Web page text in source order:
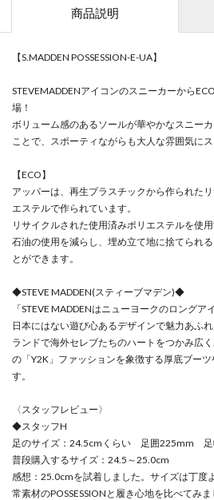
商品説明
【S.MADDEN POSSESSION-E-UA】
STEVEMADDENアイコンのスニーカーから
場！
ボリューム感のあるソールが華やかなスニー
ことで、スポーティながらも大人な雰囲気にス
【ECO】
アッパーは、再生プラスチックから作られた
エステルで作られています。
リサイクルされた使用済みポリエステルを使
石油の使用を減らし、埋め立て地に捨てられ
とができます。
◆STEVE MADDEN(スティーブマデン)◆
「STEVE MADDENはニューヨークのロングア
日本にはない遊び心あるデザインで魅力あふ
ランドで海外セレブたちのハートをつかみ広
の「Y2K」ファッションを象徴する厚底ブー
す。
〈スタッフレビュー〉
◆スタッフH
足のサイズ：24.5cmくらい 足囲225mm
普段購入するサイズ：24.5～25.0cm
感想：25.0cmを試着しました。サイズは丁度
常素材のPOSSESSIONと履き心地を比べてみ